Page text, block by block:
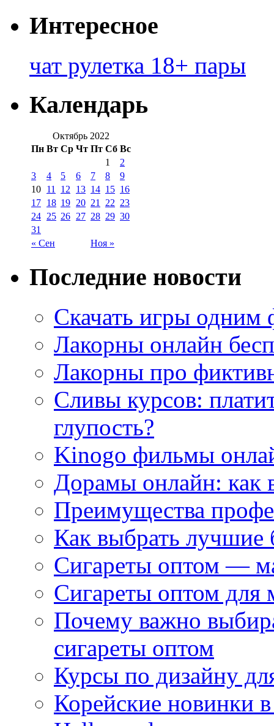
Интересное
чат рулетка 18+ пары
Календарь
Октябрь 2022
Пн Вт Ср Чт Пт Сб Вс
« Сен Ноя »
1
2
3
4 5 6 7 8
9
10 11 12 13 14 15 16
17 18 19 20 21 22 23
24 25 26 27 28 29 30
31
Последние новости
Скачать игры одним
Лакорны онлайн
Лакорны про
Сливы курсов:
глупость?
Kinogo фильмы
Дорамы онлайн: как
Преимущества
Как выбрать
Сигареты оптом —
Сигареты оптом для
Почему важно
сигареты оптом
Курсы по дизайну
Корейские новинки